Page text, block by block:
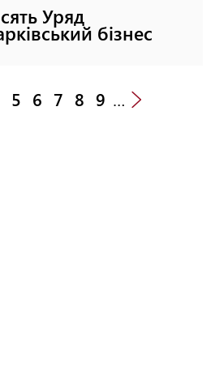
Уряд
бізнес
5 6 7 8 9 …